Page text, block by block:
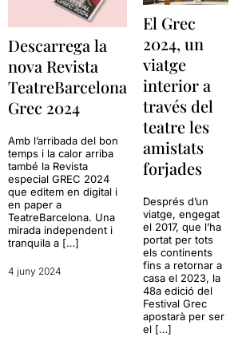
Descarrega la
nova Revista
TeatreBarcelona
Grec 2024
Amb l’arribada del bon
temps i la calor arriba
també la Revista
especial GREC 2024
que editem en digital i
en paper a
TeatreBarcelona. Una
mirada independent i
tranquila a […]
4 juny 2024
El Grec
2024, un
viatge
interior a
través del
teatre les
amistats
forjades
Després d’un
viatge, engegat
el 2017, que l’ha
portat per tots
els continents
fins a retornar a
casa el 2023, la
48a edició del
Festival Grec
apostarà per ser
el […]